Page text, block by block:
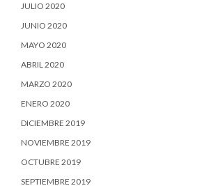
JULIO 2020
JUNIO 2020
MAYO 2020
ABRIL 2020
MARZO 2020
ENERO 2020
DICIEMBRE 2019
NOVIEMBRE 2019
OCTUBRE 2019
SEPTIEMBRE 2019